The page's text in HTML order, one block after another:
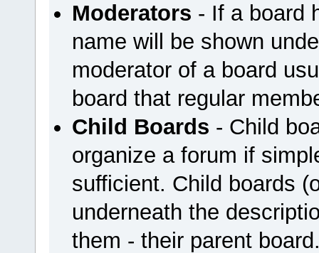
Moderators - If a board
name will be shown
moderator of a board
board that regular
Child Boards - Child
organize a forum if
sufficient. Child boards
underneath the
them - their parent